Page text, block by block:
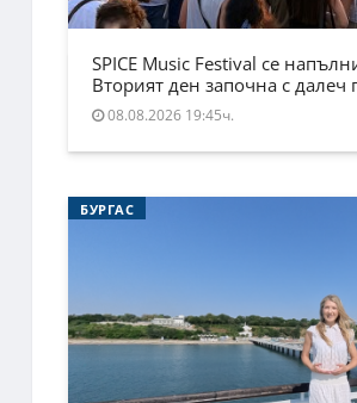
SPICE Music Festival се
Вторият ден започна с далеч
08.08.2026 19:45ч.
БУРГАС